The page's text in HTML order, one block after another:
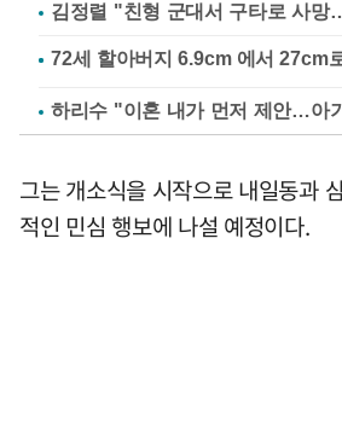
김정렬 "친형 군대서 구타로 사망
하리수 "이혼 내가 먼저 제안…아
그는 개소식을 시작으로 내일동과
적인 민심 행보에 나설 예정이다.